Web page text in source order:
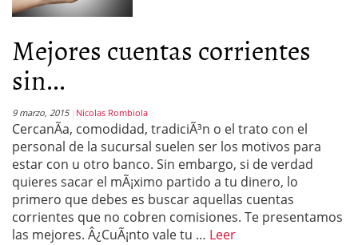
Mejores cuentas corrientes
sin...
9 marzo, 2015 Nicolas Rombiola
CercanÃ­a, comodidad, tradiciÃ³n o el trato con el
personal de la sucursal suelen ser los motivos para
estar con u otro banco. Sin embargo, si de verdad
quieres sacar el mÃ¡ximo partido a tu dinero, lo
primero que debes es buscar aquellas cuentas
corrientes que no cobren comisiones. Te presentamos
las mejores. Â¿CuÃ¡nto vale tu … Leer